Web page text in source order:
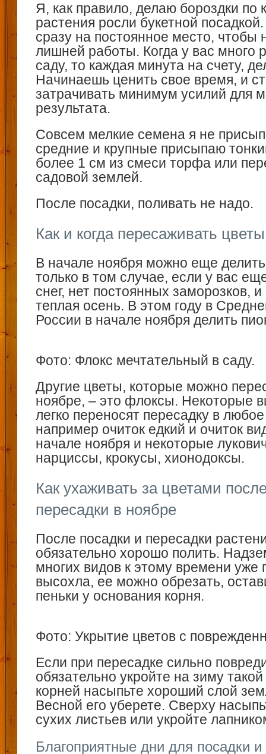
Я, как правило, делаю бороздки по
растения росли букетной
сразу на постоянное место, чтобы
лишней работы. Когда у вас много
саду, то каждая минута на счету,
Начинаешь ценить свое время, и
затрачивать минимум усилий для
результата.
Совсем мелкие семена я не
средние и крупные присыпаю
более 1 см из смеси торфа или
садовой землей.
После посадки, поливать не надо.
Как и когда пересаживать
В начале ноября можно еще
только в том случае, если у вас
снег, нет постоянных заморозков,
теплая осень. В этом году в
России в начале ноября делить
Фото: Флокс мечтательный в саду.
Другие цветы, которые можно
ноябре, – это флоксы. Некоторые
легко переносят пересадку в
например очиток едкий и очиток
начале ноября и некоторые
нарциссы, крокусы, хионодоксы.
Как ухаживать за цветами
пересадки в ноябре
После посадки и пересадки
обязательно хорошо полить.
многих видов к этому времени уже
высохла, ее можно обрезать,
пеньки у основания корня.
Фото: Укрытие цветов с
Если при пересадке сильно
обязательно укройте на зиму
корней насыпьте хороший слой
Весной его уберете. Сверху
сухих листьев или укройте
Благоприятные дни для посадки и